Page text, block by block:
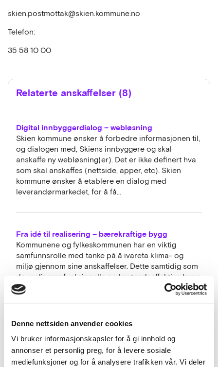
Denne nettsiden anvender cookies
Vi bruker informasjonskapsler for å gi innhold og
annonser et personlig preg, for å levere sosiale
mediefunksjoner og for å analysere trafikken vår. Vi deler
skien.postmottak@skien.kommune.no
Telefon:
35 58 10 00
Relaterte anskaffelser (8)
Digital innbyggerdialog – webløsning
Skien kommune ønsker å forbedre informasjonen til,
og dialogen med, Skiens innbyggere og skal
anskaffe ny webløsning(er). Det er ikke definert hva
som skal anskaffes (nettside, apper, etc). Skien
kommune ønsker å etablere en dialog med
leverandørmarkedet, for å få…
Fra idé til realisering – bærekraftige bygg
Kommunene og fylkeskommunen har en viktig
samfunnsrolle med tanke på å ivareta klima- og
miljø gjennom sine anskaffelser. Dette samtidig som
de realiserer funksjonelle og kostnadseffektive bygg.
Nasjonalt program for leverandørutvikling, Bygg i Tre
og Tredriveren ønsker å bidra til…
Ibsenbiblioteket
Skien kommune er i full gang med planleggingen av
et nytt bibliotek, kombinert med et formidlingssenter